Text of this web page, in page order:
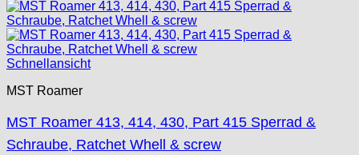
Schnellansicht
MST Roamer
MST Roamer 413, 414, 430, Part 415 Sperrad &
Schraube, Ratchet Whell & screw